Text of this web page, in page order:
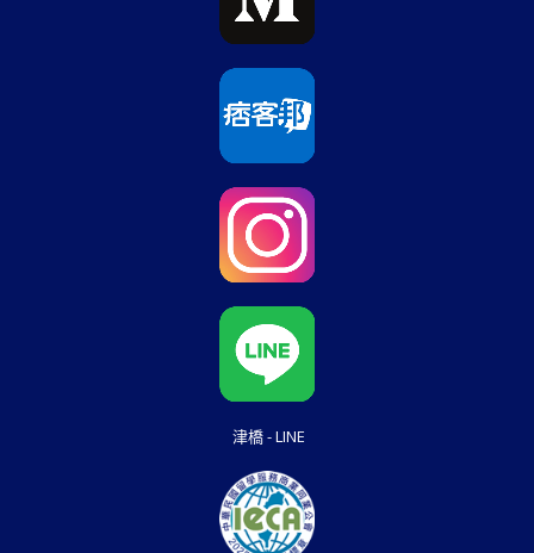
津橋 - LINE